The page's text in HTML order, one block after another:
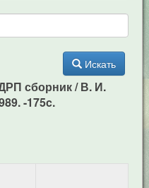
Искать
сборник / В. И.
-175c.